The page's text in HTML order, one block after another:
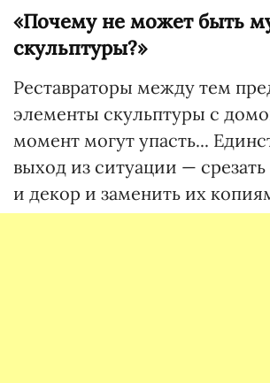
«Почему не может быть
скульптуры?»
Реставраторы между тем
элементы скульптуры с
момент могут упасть...
выход из ситуации —
и декор и заменить их